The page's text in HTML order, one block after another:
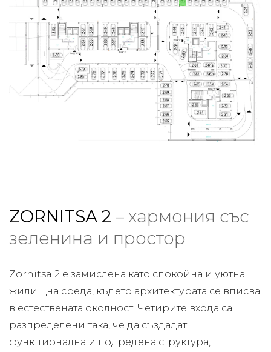
ZORNITSA 2 – хармония със
зеленина и простор
Zornitsa 2 е замислена като спокойна и уютна
жилищна среда, където архитектурата се вписва
в естествената околност. Четирите входа са
разпределени така, че да създадат
функционална и подредена структура,